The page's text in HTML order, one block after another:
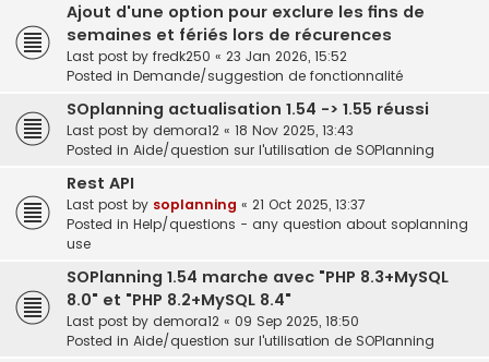
Ajout d'une option pour exclure les fins de
semaines et fériés lors de récurences
Last post by fredk250 « 23 Jan 2026, 15:52
Posted in Demande/suggestion de fonctionnalité
SOplanning actualisation 1.54 -> 1.55 réussi
Last post by demora12 « 18 Nov 2025, 13:43
Posted in Aide/question sur l'utilisation de SOPlanning
Rest API
Last post by soplanning « 21 Oct 2025, 13:37
Posted in Help/questions - any question about soplanning
use
SOPlanning 1.54 marche avec "PHP 8.3+MySQL
8.0" et "PHP 8.2+MySQL 8.4"
Last post by demora12 « 09 Sep 2025, 18:50
Posted in Aide/question sur l'utilisation de SOPlanning